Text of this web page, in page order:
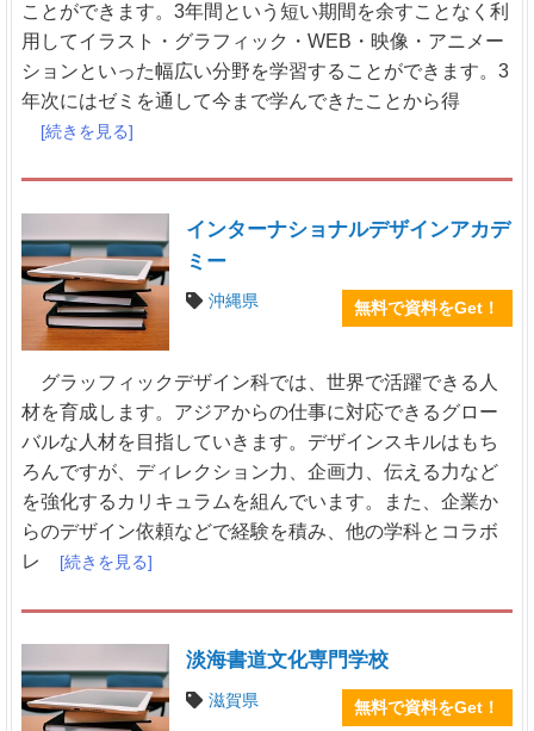
ことができます。3年間という短い期間を余すことなく利
用してイラスト・グラフィック・WEB・映像・アニメー
ションといった幅広い分野を学習することができます。3
年次にはゼミを通して今まで学んできたことから得
[続きを見る]
インターナショナルデザインアカデ
ミー
沖縄県 無料で資料をGet！
グラッフィックデザイン科では、世界で活躍できる人
材を育成します。アジアからの仕事に対応できるグロー
バルな人材を目指していきます。デザインスキルはもち
ろんですが、ディレクション力、企画力、伝える力など
を強化するカリキュラムを組んでいます。また、企業か
らのデザイン依頼などで経験を積み、他の学科とコラボ
レ
[続きを見る]
淡海書道文化専門学校
滋賀県 無料で資料をGet！